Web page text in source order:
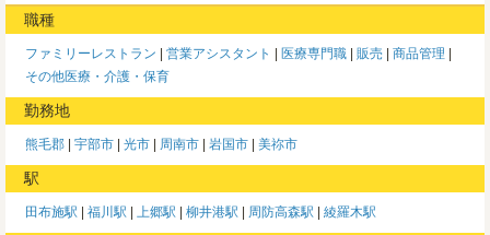
職種
ファミリーレストラン 営業アシスタント 医療専門職 販売
商品管理
その他医療・介護・保育
勤務地
熊毛郡 宇部市 光市 周南市 岩国市 美祢市
駅
田布施駅 福川駅 上郷駅 柳井港駅 周防高森駅 綾羅木駅